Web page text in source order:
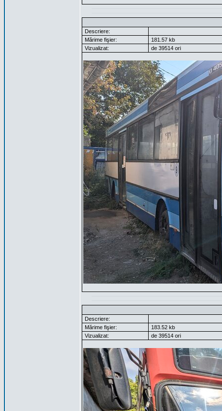
Descriere:
Mărime fişier:
181.57 kb
Vizualizat:
de 39514 ori
Descriere:
Mărime fişier:
183.52 kb
Vizualizat:
de 39514 ori